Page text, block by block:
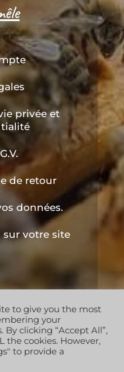
privée et
de retour
données.
sur votre site
de l'apiculteur . Tous
to give you the most
your
By clicking “Accept All”,
the cookies. However,
to provide a